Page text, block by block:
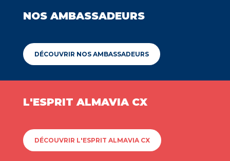
NOS AMBASSADEURS
DÉCOUVRIR NOS AMBASSADEURS
L'ESPRIT ALMAVIA CX
DÉCOUVRIR L'ESPRIT ALMAVIA CX